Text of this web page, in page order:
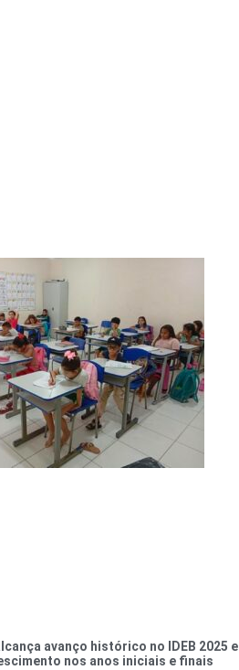
avanço histórico no IDEB 2025 e
nos anos iniciais e finais